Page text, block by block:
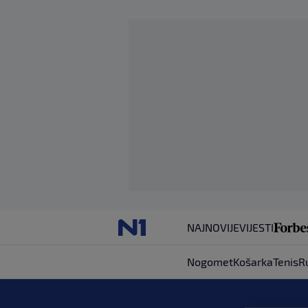
NAJNOVIJEVIJESTI
NogometKošarkaTenis